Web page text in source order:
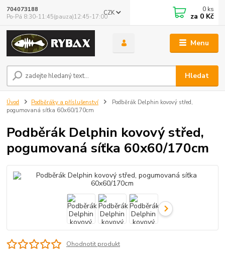
Menu
CZK
Hledat
704073188
Po-Pá 8:30-11:45(pauza)12:45-17:00
0 ks
za 0 Kč
Úvod Podběráky a příslušenství
Podběrák Delphin kovový střed,
pogumovaná síťka 60x60/170cm
Podběrák Delphin kovový střed,
pogumovaná síťka 60x60/170cm
Ohodnotit produkt